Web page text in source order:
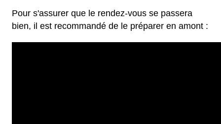
Pour s'assurer que le rendez-vous se passera
bien, il est recommandé de le préparer en amont :